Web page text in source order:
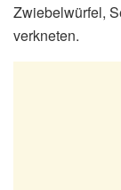
Zwiebelwürfel,
verkneten.